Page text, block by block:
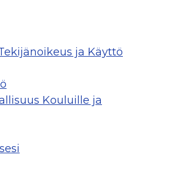
ja Käyttö
Kouluille ja